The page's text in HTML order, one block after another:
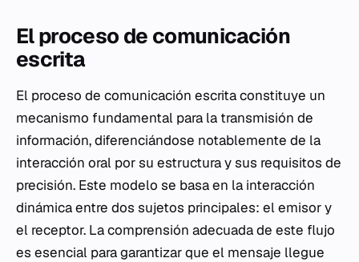
El proceso de comunicación
escrita
El proceso de comunicación escrita constituye un
mecanismo fundamental para la transmisión de
información, diferenciándose notablemente de la
interacción oral por su estructura y sus requisitos de
precisión. Este modelo se basa en la interacción
dinámica entre dos sujetos principales: el emisor y
el receptor. La comprensión adecuada de este flujo
es esencial para garantizar que el mensaje llegue